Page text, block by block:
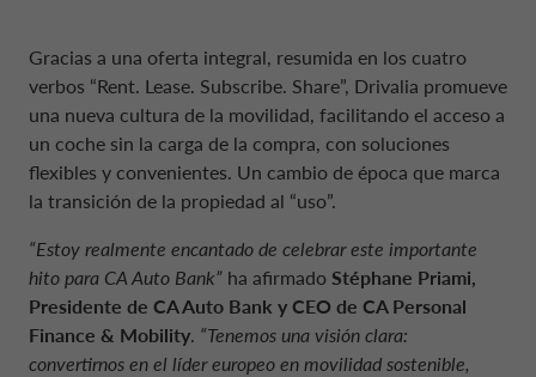
Gracias a una oferta integral, resumida en los cuatro
verbos “Rent. Lease. Subscribe. Share”, Drivalia promueve
una nueva cultura de la movilidad, facilitando el acceso a
un coche sin la carga de la compra, con soluciones
flexibles y convenientes. Un cambio de época que marca
la transición de la propiedad al “uso”.
“Estoy realmente encantado de celebrar este importante
hito para CA Auto Bank” ha afirmado Stéphane Priami,
Presidente de CA Auto Bank y CEO de CA Personal
Finance & Mobility. “Tenemos una visión clara:
convertirnos en el líder europeo en movilidad sostenible,